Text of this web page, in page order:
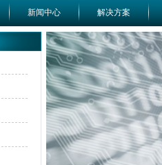
新闻中心 解决方案